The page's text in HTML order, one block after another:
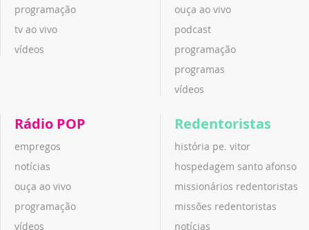
programação
tv ao vivo
vídeos
ouça ao vivo
podcast
programação
programas
vídeos
Rádio POP
empregos
notícias
ouça ao vivo
programação
vídeos
Redentoristas
história pe. vitor
hospedagem santo afonso
missionários redentoristas
missões redentoristas
notícias